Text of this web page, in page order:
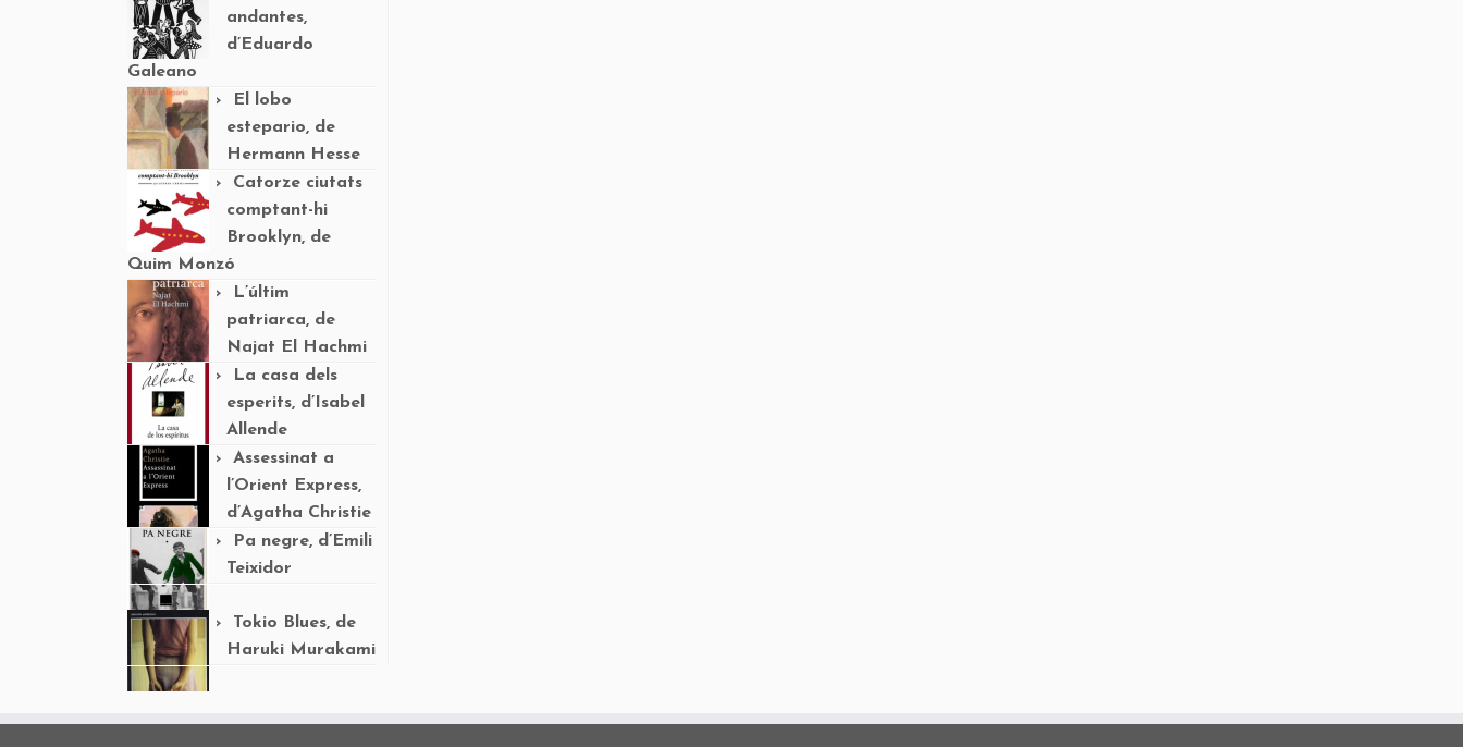
andantes,
d’Eduardo
Galeano
El lobo
estepario, de
Hermann Hesse
Catorze ciutats
comptant-hi
Brooklyn, de
Quim Monzó
L’últim
patriarca, de
Najat El Hachmi
La casa dels
esperits, d’Isabel
Allende
Assessinat a
l’Orient Express,
d’Agatha Christie
Pa negre, d’Emili
Teixidor
Tokio Blues, de
Haruki Murakami